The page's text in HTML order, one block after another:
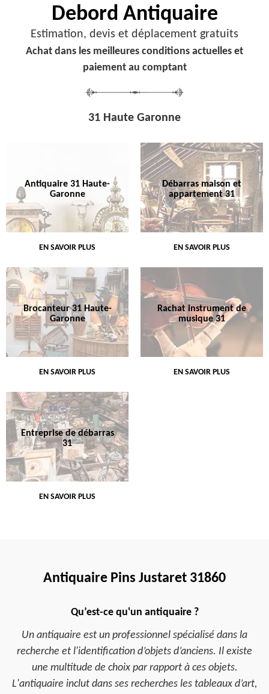
Debord Antiquaire
Estimation, devis et déplacement gratuits
Achat dans les meilleures conditions actuelles et
paiement au comptant
31 Haute Garonne
Antiquaire 31 Haute-
Garonne
EN SAVOIR PLUS
Débarras maison et
appartement 31
EN SAVOIR PLUS
Brocanteur 31 Haute-
Garonne
EN SAVOIR PLUS
Rachat instrument de
musique 31
EN SAVOIR PLUS
Entreprise de débarras
31
EN SAVOIR PLUS
Antiquaire Pins Justaret 31860
Qu’est-ce qu'un antiquaire ?
Un antiquaire est un professionnel spécialisé dans la
recherche et l'identification d’objets d’anciens. Il existe
une multitude de choix par rapport à ces objets.
L'antiquaire inclut dans ses recherches les tableaux d’art,